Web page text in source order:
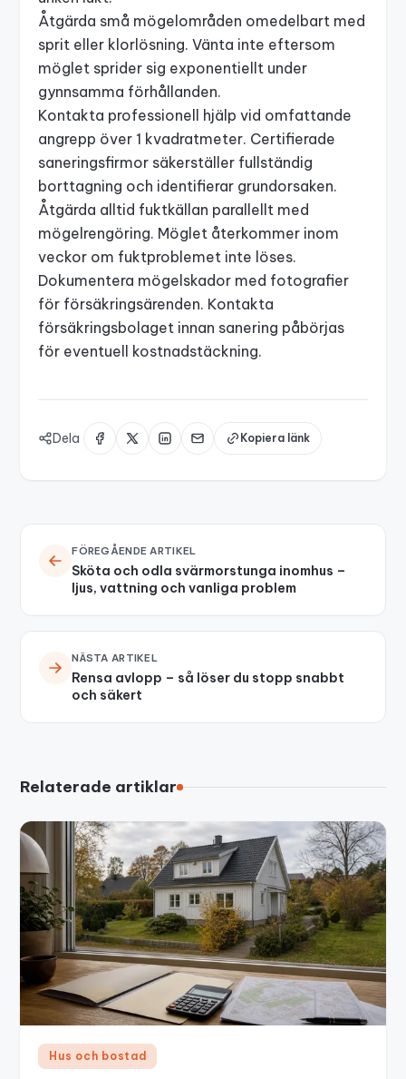
Åtgärda små mögelområden omedelbart med
sprit eller klorlösning. Vänta inte eftersom
möglet sprider sig exponentiellt under
gynnsamma förhållanden.
Kontakta professionell hjälp vid omfattande
angrepp över 1 kvadratmeter. Certifierade
saneringsfirmor säkerställer fullständig
borttagning och identifierar grundorsaken.
Åtgärda alltid fuktkällan parallellt med
mögelrengöring. Möglet återkommer inom
veckor om fuktproblemet inte löses.
Dokumentera mögelskador med fotografier
för försäkringsärenden. Kontakta
försäkringsbolaget innan sanering påbörjas
för eventuell kostnadstäckning.
Dela Kopiera länk
FÖREGÅENDE ARTIKEL
Sköta och odla svärmorstunga inomhus –
ljus, vattning och vanliga problem
NÄSTA ARTIKEL
Rensa avlopp – så löser du stopp snabbt
och säkert
Relaterade artiklar
Hus och bostad